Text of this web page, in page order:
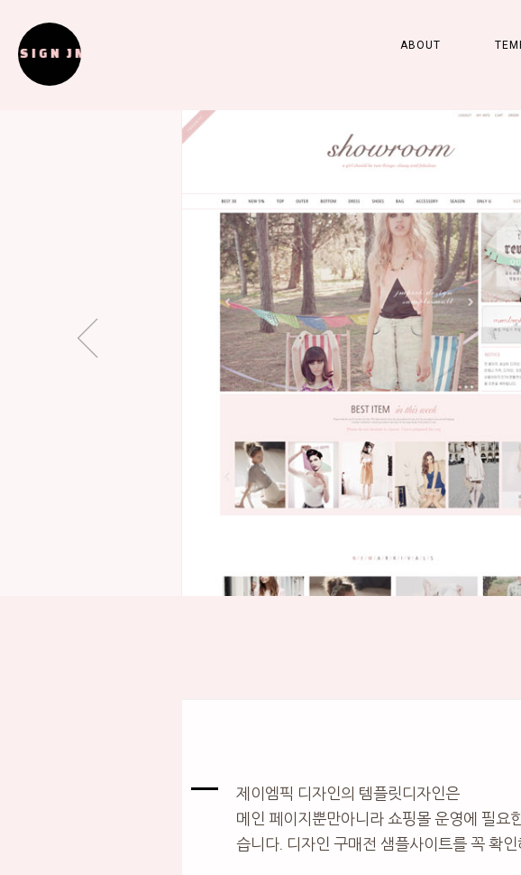
JMPICK DESIGN
ABOUT
제이엠픽 디자인의 템플릿디자인은
메인 페이지뿐만아니라 쇼핑몰 운영에 필요
습니다. 디자인 구매전 샘플사이트를 꼭 확